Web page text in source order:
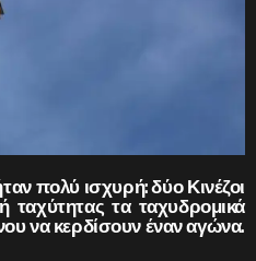
πολύ ισχυρή: δύο Κινέζοι
ταχύτητας τα ταχυδρομικά
να κερδίσουν έναν αγώνα.